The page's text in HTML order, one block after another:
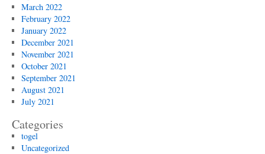
March 2022
February 2022
January 2022
December 2021
November 2021
October 2021
September 2021
August 2021
July 2021
Categories
togel
Uncategorized